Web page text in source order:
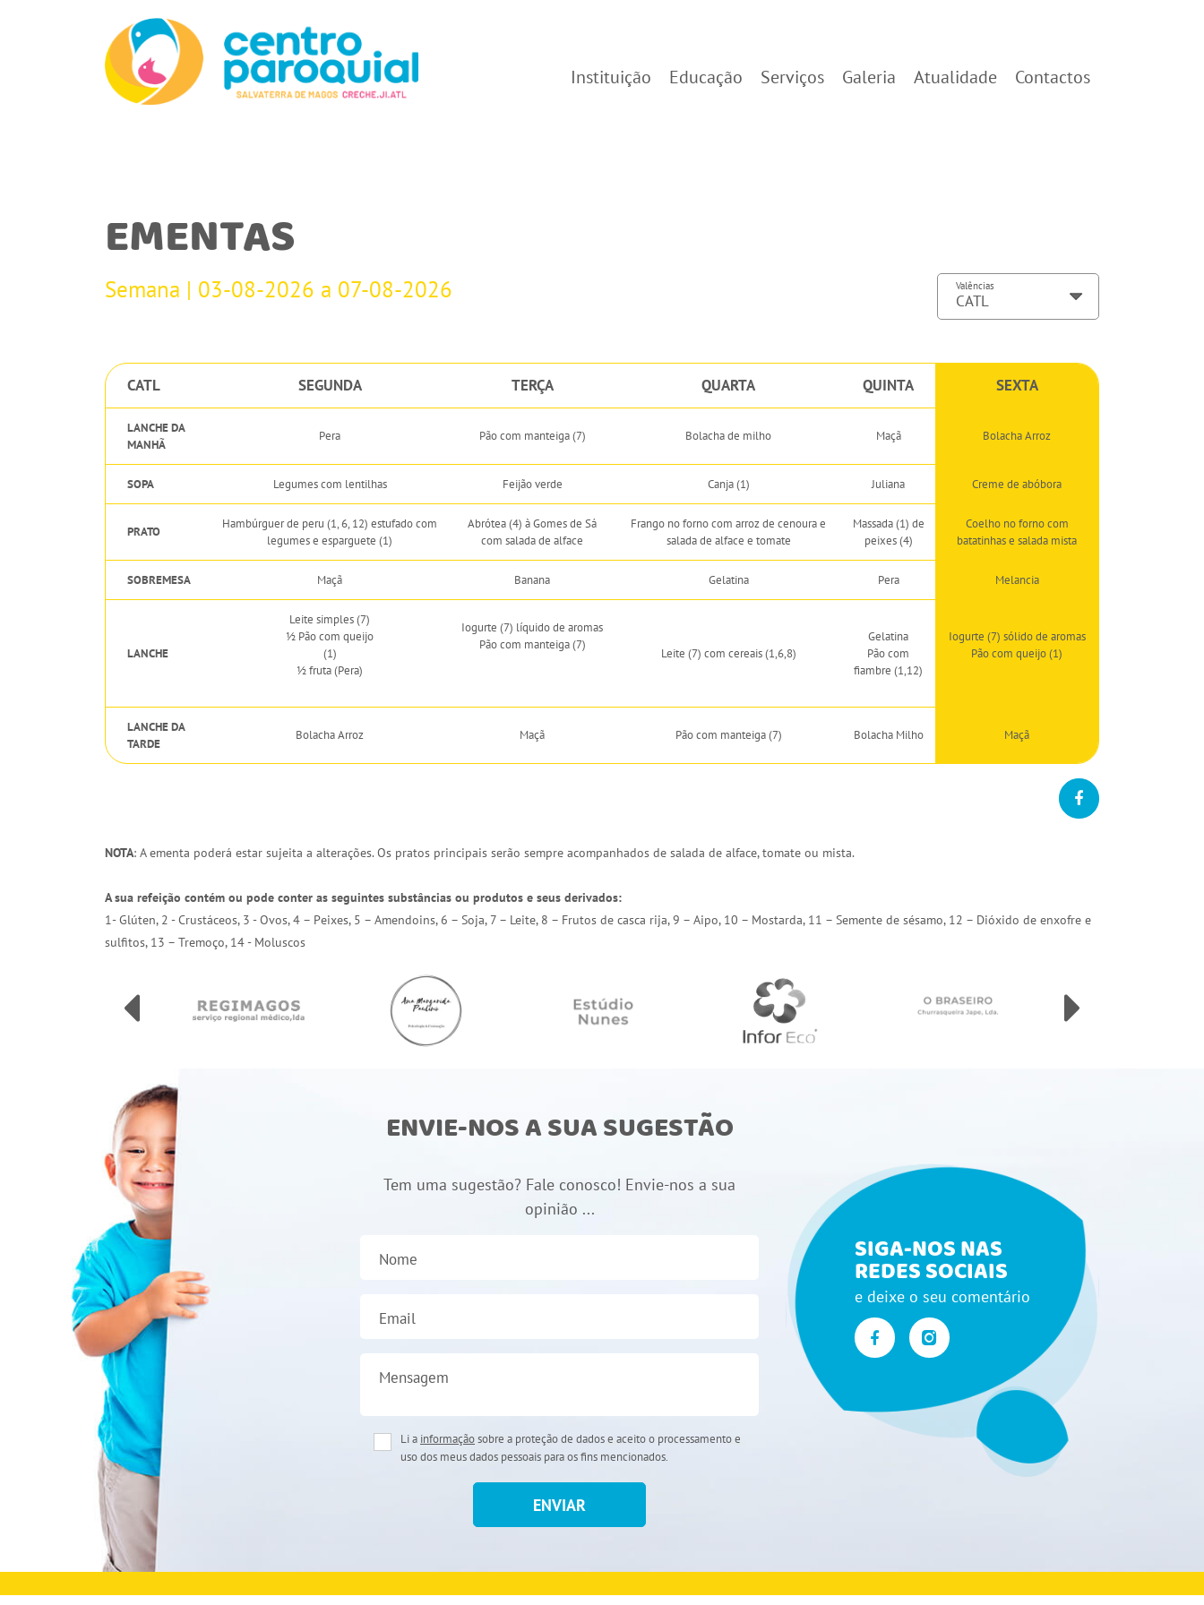
Instituição Educação Serviços Galeria Atualidade Contactos
EMENTAS
Semana | 03-08-2026 a 07-08-2026 Valências
CATL SEGUNDA TERÇA QUARTA QUINTA SEXTA
LANCHE DA
MANHÃ
Pera Pão com manteiga (7) Bolacha de milho Maçã Bolacha Arroz
SOPA Legumes com lentilhas Feijão verde Canja (1) Juliana Creme de abóbora
PRATO
Hambúrguer de peru (1, 6, 12) estufado com
legumes e esparguete (1)
Abrótea (4) à Gomes de Sá
com salada de alface
Frango no forno com arroz de cenoura e
salada de alface e tomate
Massada (1) de
peixes (4)
Coelho no forno com
batatinhas e salada mista
SOBREMESA Maçã Banana Gelatina Pera Melancia
LANCHE
Leite simples (7)
½ Pão com queijo
(1)
½ fruta (Pera)
Iogurte (7) líquido de aromas
Pão com manteiga (7)
Leite (7) com cereais (1,6,8)
Gelatina
Pão com
fiambre (1,12)
Iogurte (7) sólido de aromas
Pão com queijo (1)
LANCHE DA
TARDE
Bolacha Arroz Maçã Pão com manteiga (7) Bolacha Milho Maçã
NOTA: A ementa poderá estar sujeita a alterações. Os pratos principais serão sempre acompanhados de salada de alface, tomate ou mista.
A sua refeição contém ou pode conter as seguintes substâncias ou produtos e seus derivados:
1- Glúten, 2 - Crustáceos, 3 - Ovos, 4 – Peixes, 5 – Amendoins, 6 – Soja, 7 – Leite, 8 – Frutos de casca rija, 9 – Aipo, 10 – Mostarda, 11 – Semente de sésamo, 12 – Dióxido de enxofre e
sulfitos, 13 – Tremoço, 14 - Moluscos
ENVIE-NOS A SUA SUGESTÃO
Tem uma sugestão? Fale conosco! Envie-nos a sua
opinião ...
Nome
Email
Mensagem
Li a informaçãosobre a proteção de dados e aceito o processamento e
uso dos meus dados pessoais para os fins mencionados.
ENVIAR
SIGA-NOS NAS
REDES SOCIAIS
e deixe o seu comentário